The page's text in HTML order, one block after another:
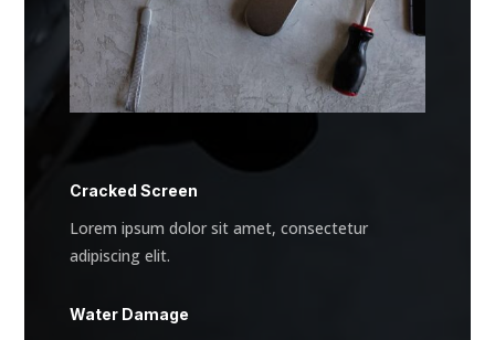
Cracked Screen
Lorem ipsum dolor sit amet, consectetur
adipiscing elit.
Water Damage